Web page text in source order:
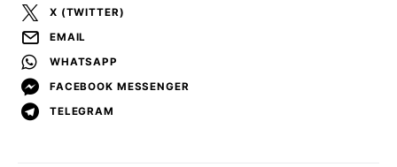
X (TWITTER)
EMAIL
WHATSAPP
FACEBOOK MESSENGER
TELEGRAM